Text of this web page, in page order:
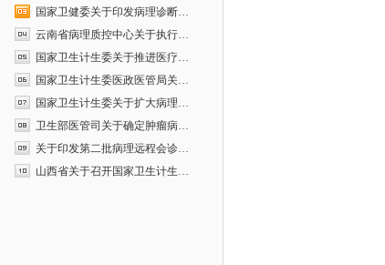
国家卫健委关于印发病理诊断…
云南省病理质控中心关于执行…
国家卫生计生委关于推进医疗…
国家卫生计生委医政医管局关…
国家卫生计生委关于扩大病理…
卫生部医管司关于确定肿瘤病…
关于印发第二批病理远程会诊…
山西省关于召开国家卫生计生…